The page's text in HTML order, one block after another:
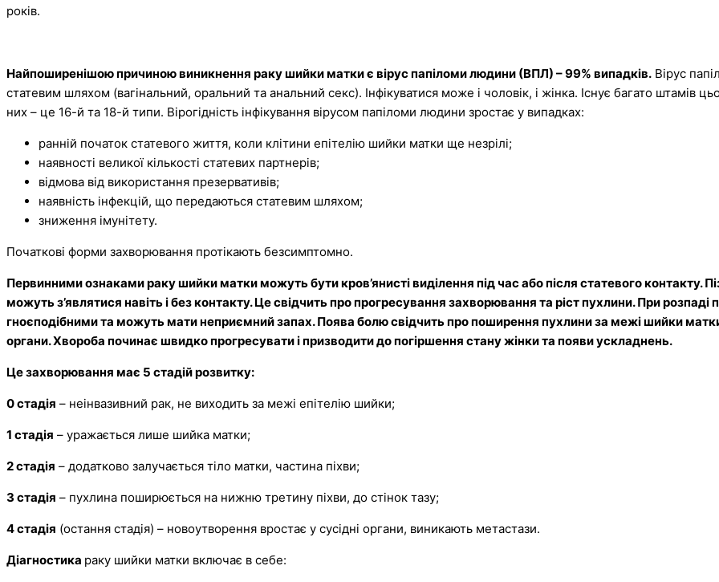
років.
Найпоширенішою причиною виникнення раку шийки матки є вірус папіломи людини (ВПЛ) –99% випадків. Вірус
статевим шляхом (вагінальний, оральний та анальний секс). Інфікуватися може і чоловік, і жінка. Існує багато штамів
них – це 16-й та 18-й типи. Вірогідність інфікування вірусом папіломи людини зростає у випадках:
ранній початок статевого життя, коли клітини епітелію шийки матки ще незрілі;
наявності великої кількості статевих партнерів;
відмова від використання презервативів;
наявність інфекцій, що передаються статевим шляхом;
зниження імунітету.
Початкові форми захворювання протікають безсимптомно.
Первинними ознаками раку шийки матки можуть бутикров’янисті виділення під час або після статевого контакту.
можуть з’являтися навіть і без контакту. Це свідчить про прогресування захворювання та ріст пухлини. При розпаді
гноєподібними та можуть мати неприємний запах. Поява болю свідчить про поширення пухлини за межі шийки
органи. Хвороба починає швидко прогресувати і призводити до погіршення стану жінки та появи ускладнень.
Це захворювання має 5 стадій розвитку:
0 стадія ­– неінвазивний рак, не виходить за межі епітелію шийки;
1 стадія – уражається лише шийка матки;
2 стадія – додатково залучається тіло матки, частина піхви;
3 стадія – пухлина поширюється на нижню третину піхви, до стінок тазу;
4 стадія (остання стадія) – новоутворення вростає у сусідні органи, виникають метастази.
Діагностика раку шийки матки включає в себе: